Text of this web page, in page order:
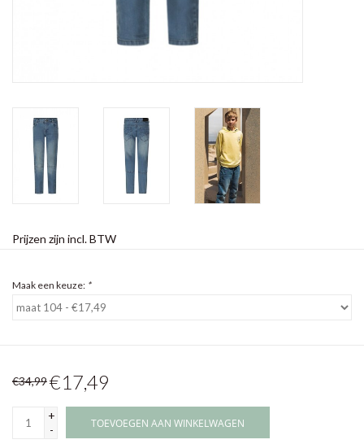
Prijzen zijn incl. BTW
Maak een keuze: *
€34,99€17,49
+
-
TOEVOEGEN AAN WINKELWAGEN